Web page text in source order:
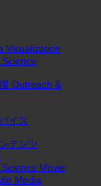
Visualization
Outreach &
イス
テンツ
Movie
Media